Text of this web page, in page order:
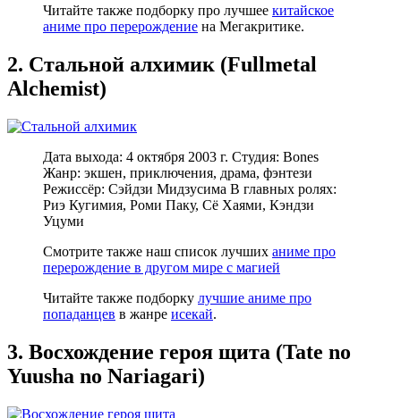
Читайте также подборку про лучшее китайское
аниме про перерождение на Мегакритике.
2. Стальной алхимик (Fullmetal
Alchemist)
Дата выхода: 4 октября 2003 г. Студия: Bones
Жанр: экшен, приключения, драма, фэнтези
Режиссёр: Сэйдзи Мидзусима В главных ролях:
Риэ Кугимия, Роми Паку, Сё Хаями, Кэндзи
Уцуми
Смотрите также наш список лучших аниме про
перерождение в другом мире с магией
Читайте также подборку лучшие аниме про
попаданцев в жанре исекай.
3. Восхождение героя щита (Tate no
Yuusha no Nariagari)